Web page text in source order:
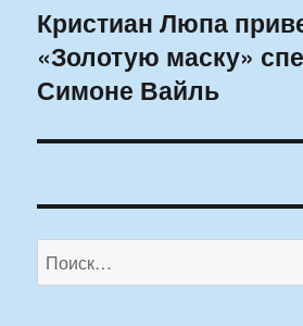
Следующая
запись:
Кристиан Люпа
«Золотую маску»
Симоне Вайль
Искать: